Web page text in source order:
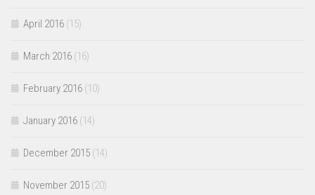
April 2016 (15)
March 2016 (16)
February 2016 (10)
January 2016 (14)
December 2015 (14)
November 2015 (20)